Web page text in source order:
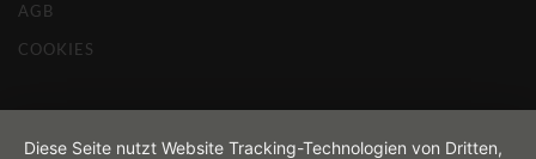
AGB
COOKIES
Diese Seite nutzt Website Tracking-Technologien von Dritten,